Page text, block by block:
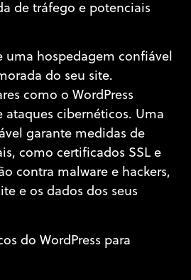
de tráfego e potenciais
uma hospedagem confiável
do seu site.
como o WordPress
ataques cibernéticos. Uma
garante medidas de
como certificados SSL e
contra malware e hackers,
e os dados dos seus
do WordPress para